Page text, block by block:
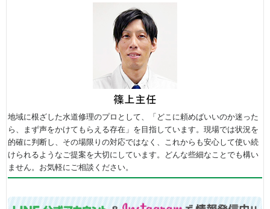
地域に根ざした水道修理のプロとして、「どこに頼めばいいのか迷った
ら、まず声をかけてもらえる存在」を目指しています。現場では状況を
的確に判断し、その場限りの対応ではなく、これからも安心して使い続
けられるようなご提案を大切にしています。どんな些細なことでも構い
ません。お気軽にご相談ください。